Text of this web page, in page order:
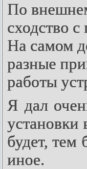
По
сходство
На самом
разные
работы
Я дал
будет, тем
иное.